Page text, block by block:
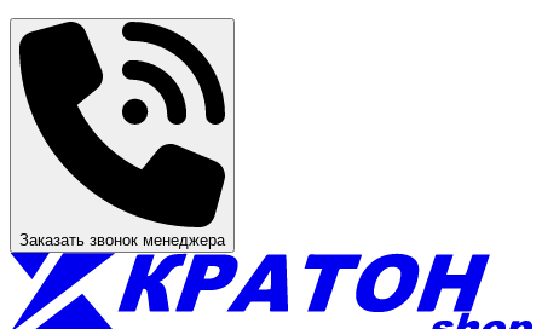
Заказать звонок менеджера